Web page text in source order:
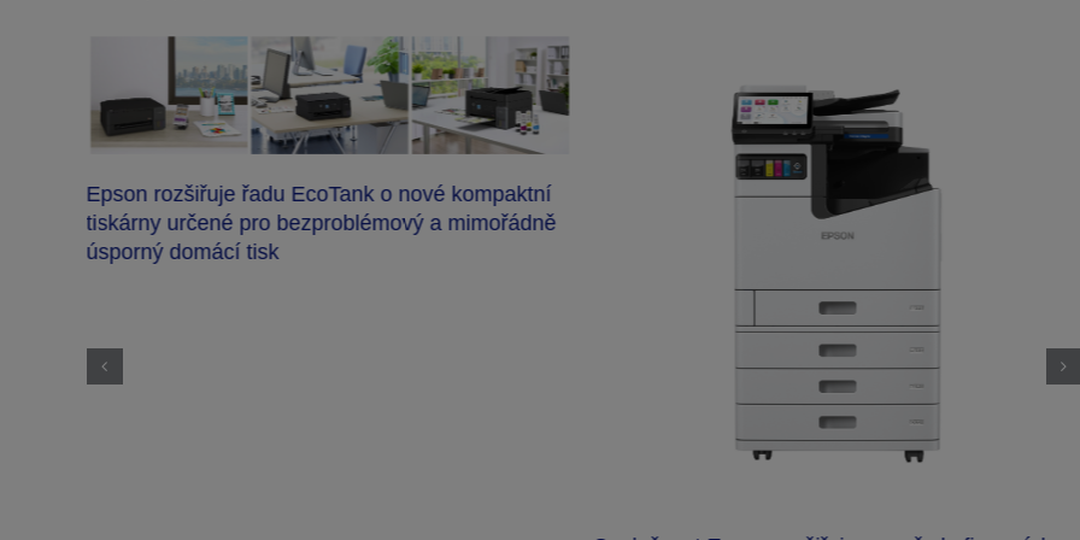
Epson rozšiřuje řadu EcoTank o nové kompaktní
tiskárny určené pro bezproblémový a mimořádně
úsporný domácí tisk